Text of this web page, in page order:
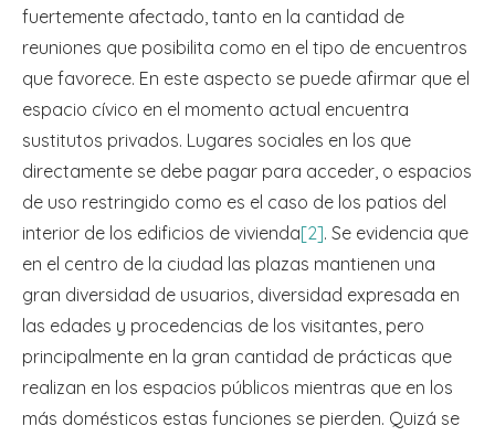
fuertemente afectado, tanto en la cantidad de
reuniones que posibilita como en el tipo de encuentros
que favorece. En este aspecto se puede afirmar que el
espacio cívico en el momento actual encuentra
sustitutos privados. Lugares sociales en los que
directamente se debe pagar para acceder, o espacios
de uso restringido como es el caso de los patios del
interior de los edificios de vivienda[2]. Se evidencia que
en el centro de la ciudad las plazas mantienen una
gran diversidad de usuarios, diversidad expresada en
las edades y procedencias de los visitantes, pero
principalmente en la gran cantidad de prácticas que
realizan en los espacios públicos mientras que en los
más domésticos estas funciones se pierden. Quizá se